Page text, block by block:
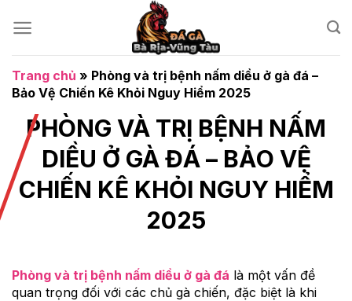
đến
dungTrang chủ » Phòng và trị bệnh nấm diều ở gà đá –
Bảo Vệ Chiến Kê Khỏi Nguy Hiểm 2025
PHÒNG VÀ TRỊ BỆNH NẤM
DIỀU Ở GÀ ĐÁ – BẢO VỆ
CHIẾN KÊ KHỎI NGUY HIỂM
2025
Phòng và trị bệnh nấm diều ở gà đá là một vấn đề
quan trọng đối với các chủ gà chiến, đặc biệt là khi